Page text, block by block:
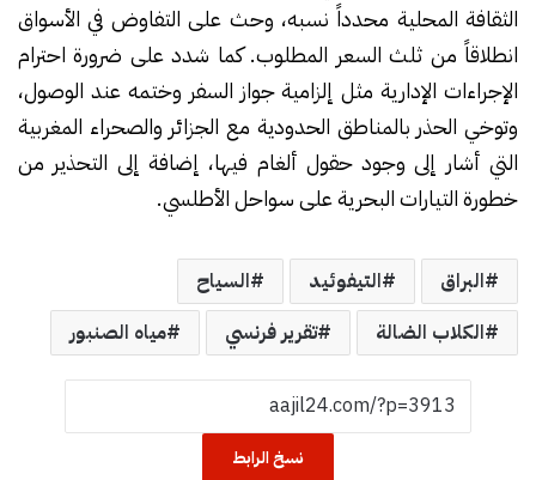
الثقافة المحلية محدداً نسبه، وحث على التفاوض في الأسواق
انطلاقاً من ثلث السعر المطلوب. كما شدد على ضرورة احترام
الإجراءات الإدارية مثل إلزامية جواز السفر وختمه عند الوصول،
وتوخي الحذر بالمناطق الحدودية مع الجزائر والصحراء المغربية
التي أشار إلى وجود حقول ألغام فيها، إضافة إلى التحذير من
خطورة التيارات البحرية على سواحل الأطلسي.
البراق التيفوئيد
السياح
الكلاب الضالة
تقرير فرنسي مياه الصنبور
نسخ الرابط